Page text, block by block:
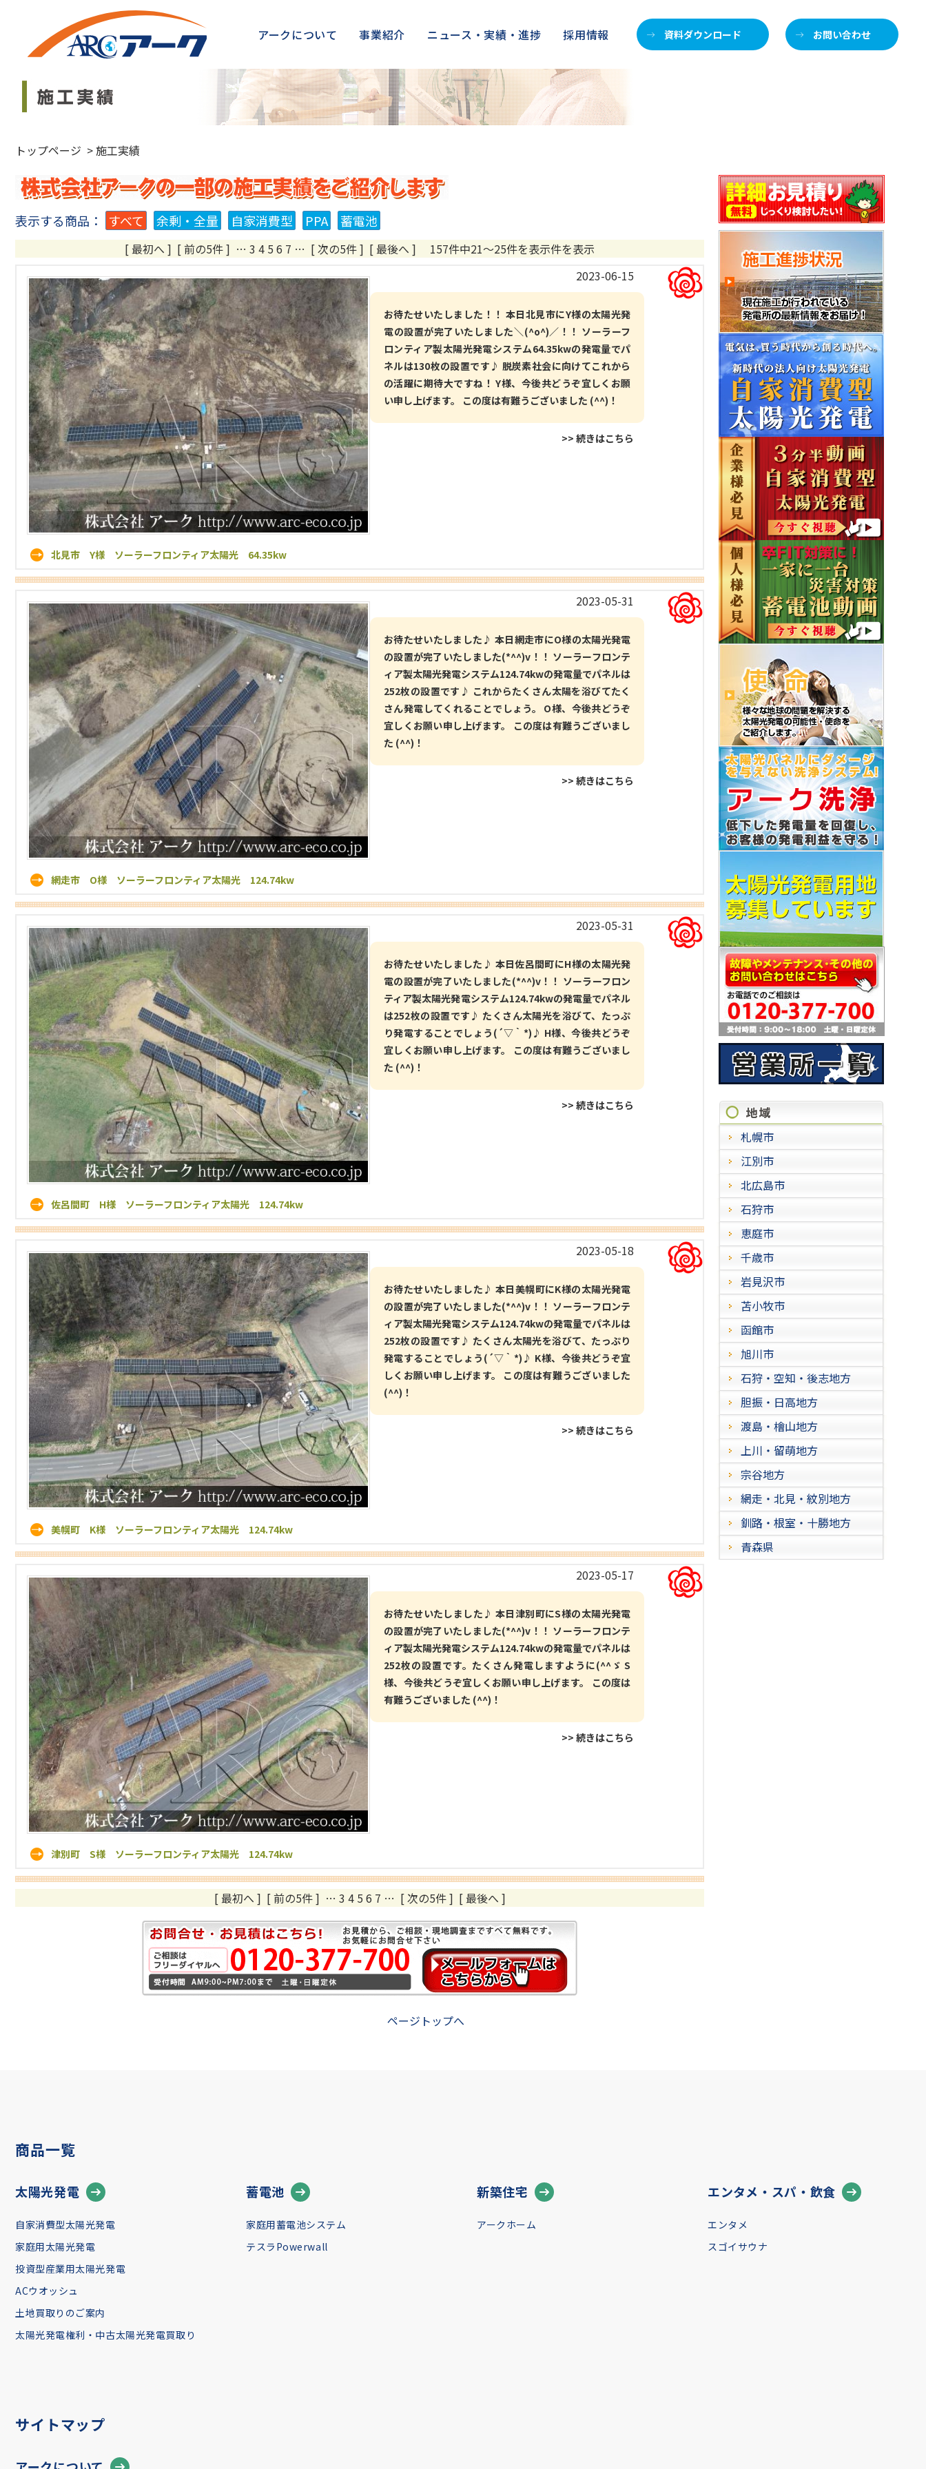
アークについて 事業紹介 ニュース・実績・進捗 採用情報 資料ダウンロード お問い合わせ
トップページ >施工実績
表示する商品： すべて 余剰・全量 自家消費型 PPA 蓄電池
[ 最初へ ] [ 前の5件 ] … 3 4 5 6 7 … [ 次の5件 ] [ 最後へ ] 157件中21～25件を表示件を表示
北見市 Y様 ソーラーフロンティア太陽光 64.35kw
2023-06-15
お待たせいたしました！！ 本日北見市にY様の太陽光発
電の設置が完了いたしました＼(^o^)／！！ ソーラーフ
ロンティア製太陽光発電システム64.35kwの発電量でパ
ネルは130枚の設置です♪ 脱炭素社会に向けてこれから
の活躍に期待大ですね！ Y様、今後共どうぞ宜しくお願
い申し上げます。 この度は有難うございました (^^)！
>> 続きはこちら
網走市 O様 ソーラーフロンティア太陽光 124.74kw
2023-05-31
お待たせいたしました♪ 本日網走市にO様の太陽光発電
の設置が完了いたしました(*^^)v！！ ソーラーフロンテ
ィア製太陽光発電システム124.74kwの発電量でパネルは
252枚の設置です♪ これからたくさん太陽を浴びてたく
さん発電してくれることでしょう。 O様、今後共どうぞ
宜しくお願い申し上げます。 この度は有難うございまし
た (^^)！
>> 続きはこちら
佐呂間町 H様 ソーラーフロンティア太陽光 124.74kw
2023-05-31
お待たせいたしました♪ 本日佐呂間町にH様の太陽光発
電の設置が完了いたしました(*^^)v！！ ソーラーフロン
ティア製太陽光発電システム124.74kwの発電量でパネル
は252枚の設置です♪ たくさん太陽光を浴びて、たっぷ
り発電することでしょう(´▽｀*)♪ H様、今後共どうぞ
宜しくお願い申し上げます。 この度は有難うございまし
た (^^)！
>> 続きはこちら
美幌町 K様 ソーラーフロンティア太陽光 124.74kw
2023-05-18
お待たせいたしました♪ 本日美幌町にK様の太陽光発電
の設置が完了いたしました(*^^)v！！ ソーラーフロンテ
ィア製太陽光発電システム124.74kwの発電量でパネルは
252枚の設置です♪ たくさん太陽光を浴びて、たっぷり
発電することでしょう(´▽｀*)♪ K様、今後共どうぞ宜
しくお願い申し上げます。 この度は有難うございました
(^^)！
>> 続きはこちら
津別町 S様 ソーラーフロンティア太陽光 124.74kw
2023-05-17
お待たせいたしました♪ 本日津別町にS様の太陽光発電
の設置が完了いたしました(*^^)v！！ ソーラーフロンテ
ィア製太陽光発電システム124.74kwの発電量でパネルは
252枚の設置です。たくさん発電しますように(^^ゞ S
様、今後共どうぞ宜しくお願い申し上げます。 この度は
有難うございました (^^)！
>> 続きはこちら
[ 最初へ ] [ 前の5件 ] … 3 45 6 7 … [ 次の5件 ] [ 最後へ ]
ページトップへ
札幌市
江別市
北広島市
石狩市
恵庭市
千歳市
岩見沢市
苫小牧市
函館市
旭川市
石狩・空知・後志地方
胆振・日高地方
渡島・檜山地方
上川・留萌地方
宗谷地方
網走・北見・紋別地方
釧路・根室・十勝地方
青森県
商品一覧
太陽光発電
自家消費型太陽光発電
家庭用太陽光発電
投資型産業用太陽光発電
ACウオッシュ
土地買取りのご案内
太陽光発電権利・中古太陽光発電買取り
蓄電池
家庭用蓄電池システム
テスラPowerwall
新築住宅
アークホーム
エンタメ・スパ・飲食
エンタメ
スゴイサウナ
サイトマップ